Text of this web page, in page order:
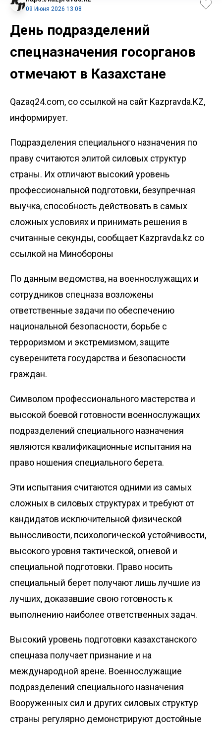
09 Июня 2026 13:08
День подразделений
спецназначения госорганов
отмечают в Казахстане
Qazaq24.com, со ссылкой на сайт Kazpravda.KZ,
информирует.
Подразделения специального назначения по
праву считаются элитой силовых структур
страны. Их отличают высокий уровень
профессиональной подготовки, безупречная
выучка, способность действовать в самых
сложных условиях и принимать решения в
считанные секунды, сообщает Kazpravda.kz со
ссылкой на Минобороны
По данным ведомства, на военнослужащих и
сотрудников спецназа возложены
ответственные задачи по обеспечению
национальной безопасности, борьбе с
терроризмом и экстремизмом, защите
суверенитета государства и безопасности
граждан.
Символом профессионального мастерства и
высокой боевой готовности военнослужащих
подразделений специального назначения
являются квалификационные испытания на
право ношения специального берета.
Эти испытания считаются одними из самых
сложных в силовых структурах и требуют от
кандидатов исключительной физической
выносливости, психологической устойчивости,
высокого уровня тактической, огневой и
специальной подготовки. Право носить
специальный берет получают лишь лучшие из
лучших, доказавшие свою готовность к
выполнению наиболее ответственных задач.
Высокий уровень подготовки казахстанского
спецназа получает признание и на
международной арене. Военнослужащие
подразделений специального назначения
Вооруженных сил и других силовых структур
страны регулярно демонстрируют достойные